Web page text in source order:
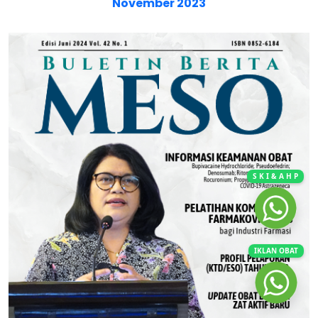
November 2023
S K I & A H P
IKLAN OBAT